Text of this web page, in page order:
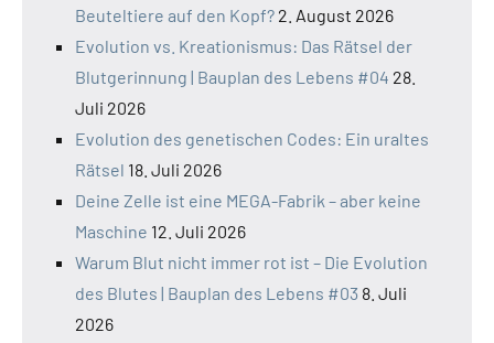
Beuteltiere auf den Kopf? 2. August 2026
Evolution vs. Kreationismus: Das Rätsel der
Blutgerinnung | Bauplan des Lebens #04 28.
Juli 2026
Evolution des genetischen Codes: Ein uraltes
Rätsel 18. Juli 2026
Deine Zelle ist eine MEGA-Fabrik – aber keine
Maschine 12. Juli 2026
Warum Blut nicht immer rot ist – Die Evolution
des Blutes | Bauplan des Lebens #03 8. Juli
2026